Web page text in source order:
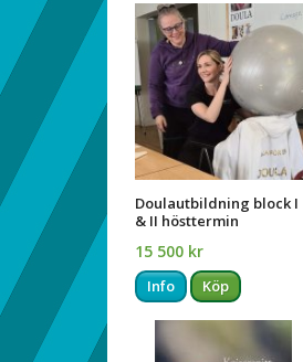
Doulautbildning block I
& II hösttermin
15 500 kr
Info Köp